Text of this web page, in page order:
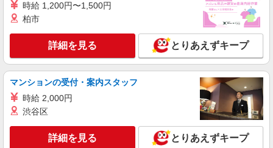
時給 1,200円〜1,500円
柏市
詳細を見る とりあえずキープ
マンションの受付・案内スタッフ
時給 2,000円
渋谷区
詳細を見る とりあえずキープ